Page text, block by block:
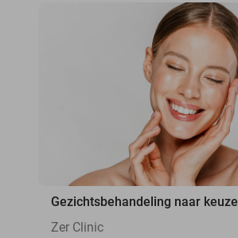
Gezichtsbehandeling naar keuze
Zer Clinic